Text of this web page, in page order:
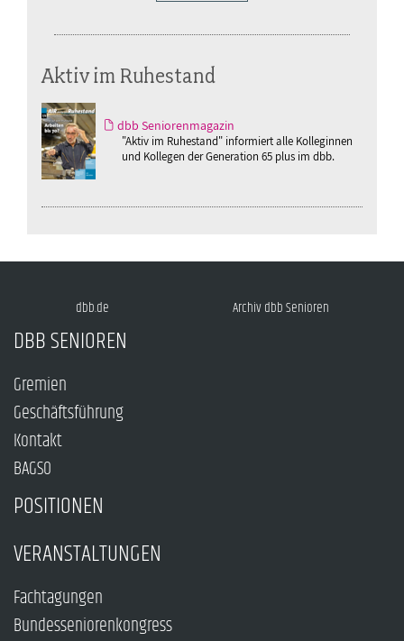
Aktiv im Ruhestand
dbb Seniorenmagazin
"Aktiv im Ruhestand" informiert alle Kolleginnen
und Kollegen der Generation 65 plus im dbb.
dbb.de Archiv dbb Senioren
DBB SENIOREN
Gremien
Geschäftsführung
Kontakt
BAGSO
POSITIONEN
VERANSTALTUNGEN
Fachtagungen
Bundesseniorenkongress